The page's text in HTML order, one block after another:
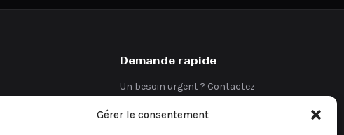
Gérer le consentement
Demande rapide
Un besoin urgent ? Contactez